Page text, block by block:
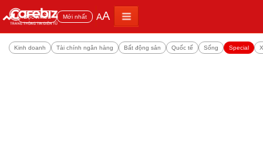
Đọc nhiều Mới nhất AA
Kinh doanh Tài chính ngân hàng Bất động sản Quốc tế Sống Special